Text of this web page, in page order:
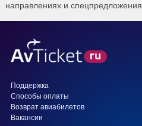
направлениях и спецпредложения.
Поддержка
Способы оплаты
Возврат авиабилетов
Вакансии